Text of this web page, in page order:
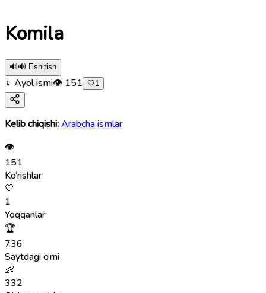
Komila
🔊🔊 Eshitish
♀ Ayol ismi👁 151 🤍1
Kelib chiqishi:Arabcha ismlar
👁
151
Ko‘rishlar
🤍
1
Yoqqanlar
🏆
736
Saytdagi o‘rni
👶
332